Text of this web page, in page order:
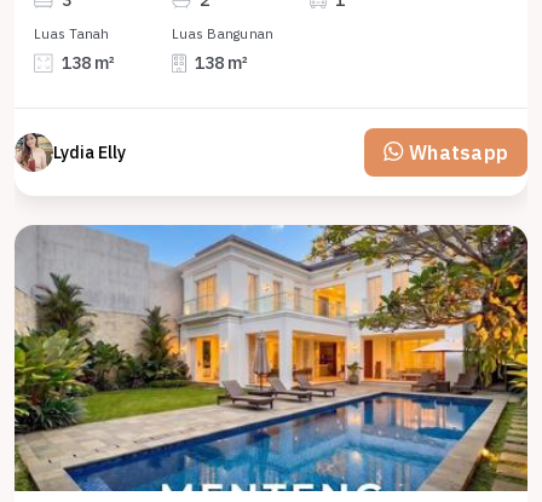
Luas Tanah
138 m²
Luas Bangunan
138 m²
Lydia Elly Whatsapp